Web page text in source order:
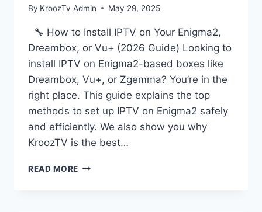
By KroozTv Admin May 29, 2025
🔧 How to Install IPTV on Your Enigma2,
Dreambox, or Vu+ (2026 Guide) Looking to
install IPTV on Enigma2-based boxes like
Dreambox, Vu+, or Zgemma? You’re in the
right place. This guide explains the top
methods to set up IPTV on Enigma2 safely
and efficiently. We also show you why
KroozTV is the best…
READ MORE